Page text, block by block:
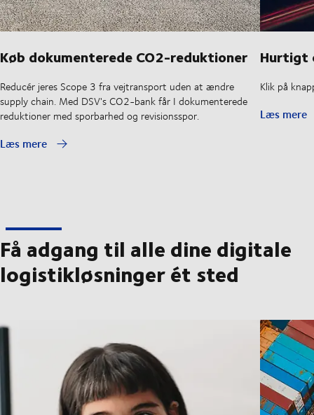
Køb dokumenterede CO2-reduktioner
Reducér jeres Scope 3 fra vejtransport uden at ændre
supply chain. Med DSV's CO2-bank får I dokumenterede
reduktioner med sporbarhed og revisionsspor.
Læs mere
Hurtigt
Klik på
Læs mere
Få adgang til alle dine digitale
logistikløsninger ét sted